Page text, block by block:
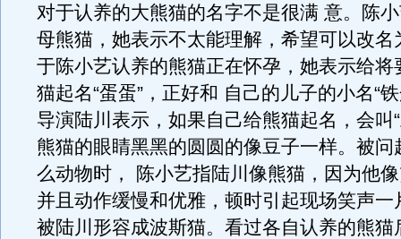
对于认养的大熊猫的名字不是很满 意。陈
母熊猫，她表示不太能理解，希望可以改名
于陈小艺认养的熊猫正在怀孕，她表示给将
猫起名“蛋蛋”，正好和 自己的儿子的小名“
导演陆川表示，如果自己给熊猫起名，会叫
熊猫的眼睛黑黑的圆圆的像豆子一样。被问
么动物时， 陈小艺指陆川像熊猫，因为他
并且动作缓慢和优雅，顿时引起现场笑声一
被陆川形容成波斯猫。看过各自认养的熊猫